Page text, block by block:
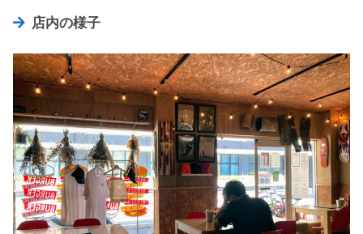
店内の様子